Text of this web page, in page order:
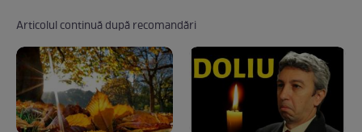
Articolul continuă după recomandări